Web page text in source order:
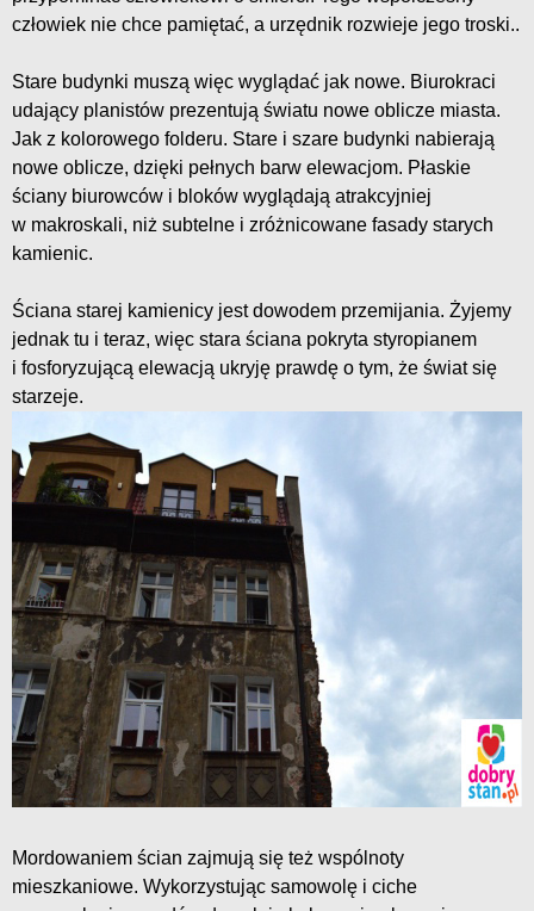
człowiek nie chce pamiętać, a urzędnik rozwieje jego troski..
Stare budynki muszą więc wyglądać jak nowe. Biurokraci
udający planistów prezentują światu nowe oblicze miasta.
Jak z kolorowego folderu. Stare i szare budynki nabierają
nowe oblicze, dzięki pełnych barw elewacjom. Płaskie
ściany biurowców i bloków wyglądają atrakcyjniej
w makroskali, niż subtelne i zróżnicowane fasady starych
kamienic.
Ściana starej kamienicy jest dowodem przemijania. Żyjemy
jednak tu i teraz, więc stara ściana pokryta styropianem
i fosforyzującą elewacją ukryję prawdę o tym, że świat się
starzeje.
Mordowaniem ścian zajmują się też wspólnoty
mieszkaniowe. Wykorzystując samowolę i ciche